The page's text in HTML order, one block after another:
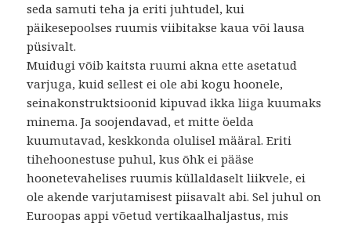
seda samuti teha ja eriti juhtudel, kui
päikesepoolses ruumis viibitakse kaua või lausa
püsivalt.
Muidugi võib kaitsta ruumi akna ette asetatud
varjuga, kuid sellest ei ole abi kogu hoonele,
seinakonstruktsioonid kipuvad ikka liiga kuumaks
minema. Ja soojendavad, et mitte öelda
kuumutavad, keskkonda olulisel määral. Eriti
tihehoonestuse puhul, kus õhk ei pääse
hoonetevahelises ruumis küllaldaselt liikvele, ei
ole akende varjutamisest piisavalt abi. Sel juhul on
Euroopas appi võetud vertikaalhaljastus, mis